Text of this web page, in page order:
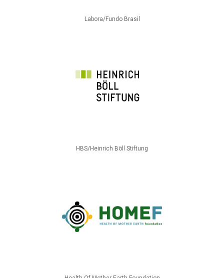
Labora/Fundo Brasil
HBS/Heinrich Böll Stiftung